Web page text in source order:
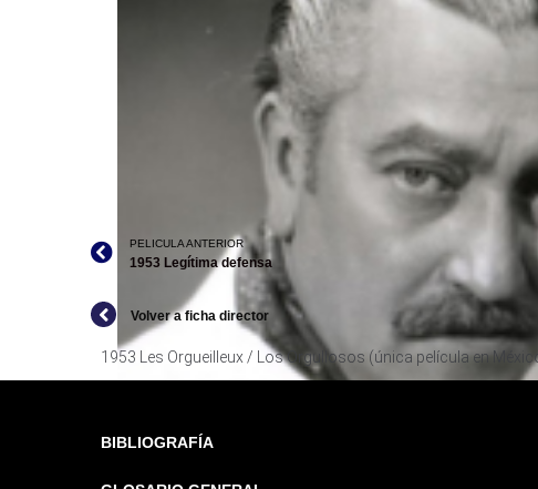
LES ORGUEILLEUX / LOS ORGULLOSOS,
PELICULA ANTERIOR
1953 Legítima defensa
Volver a ficha director
1953 Les Orgueilleux / Los Orgullosos (única película en
BIBLIOGRAFÍA